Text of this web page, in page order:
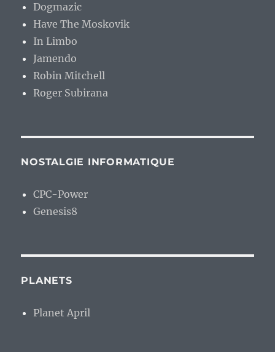
Dogmazic
Have The Moskovik
In Limbo
Jamendo
Robin Mitchell
Roger Subirana
NOSTALGIE INFORMATIQUE
CPC-Power
Genesis8
PLANETS
Planet April